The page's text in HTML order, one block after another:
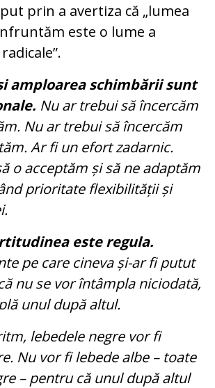
prin a avertiza că „lumea
este o lume a
amploarea schimbării sunt
Nu ar trebui să încercăm
Nu ar trebui să încercăm
Ar fi un efort zadarnic.
o acceptăm și să ne adaptăm
prioritate flexibilității și
este regula.
pe care cineva și-ar fi putut
nu se vor întâmpla niciodată,
unul după altul.
lebedele negre vor fi
Nu vor fi lebede albe – toate
– pentru că unul după altul